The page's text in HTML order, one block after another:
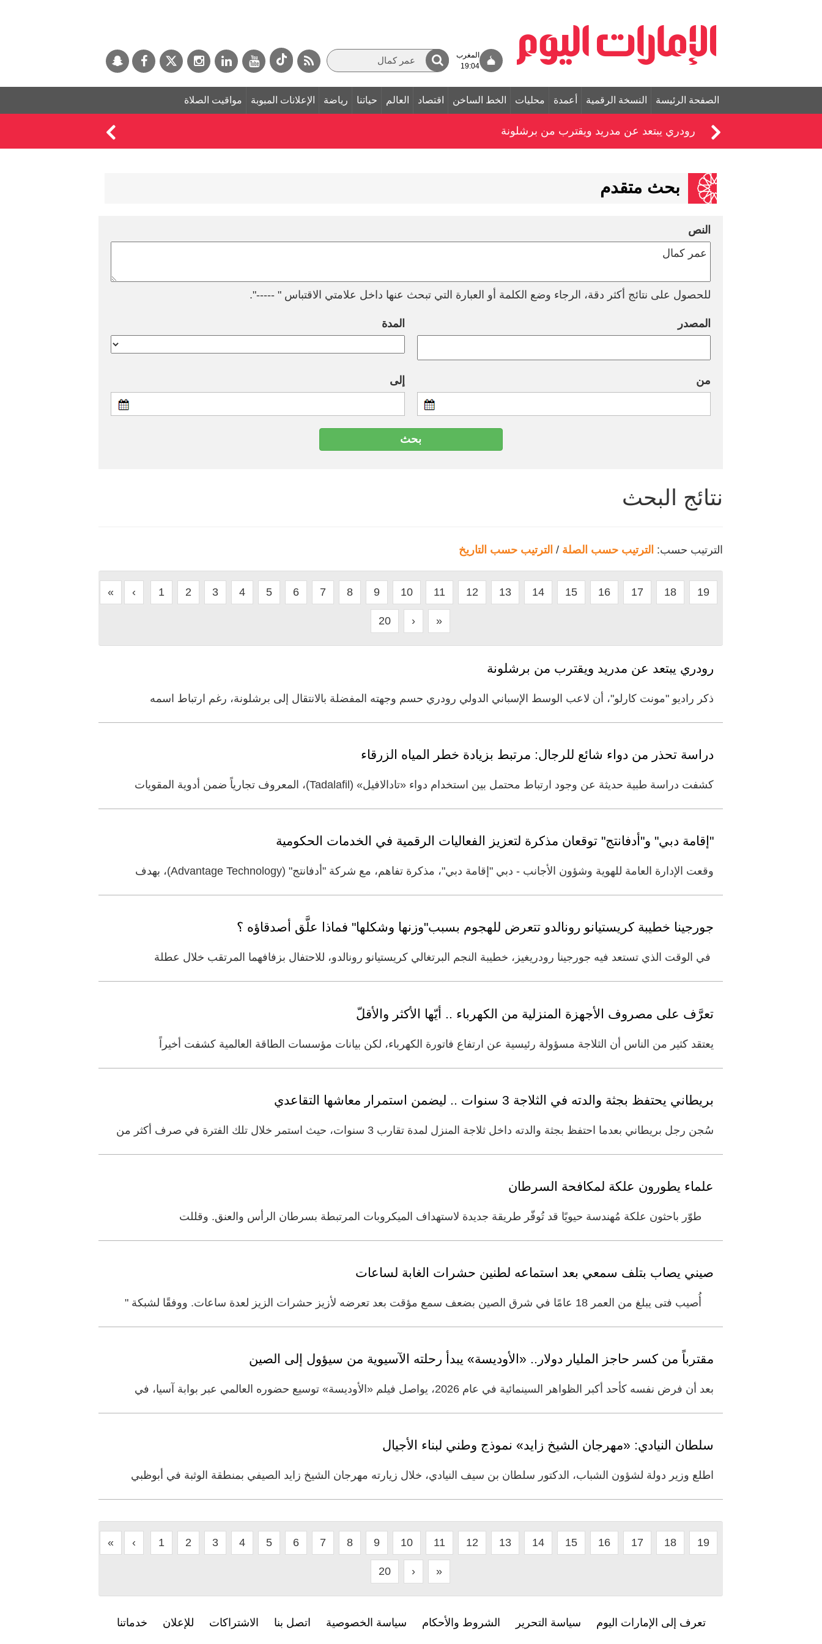
المغرب
19:04
الصفحة الرئيسة النسخة الرقمية أعمدة محليات الخط الساخن اقتصاد العالم حياتنا رياضة الإعلانات المبوبة مواقيت الصلاة
رودري يبتعد عن مدريد ويقترب من برشلونة
بحث متقدم
النص
للحصول على نتائج أكثر دقة، الرجاء وضع الكلمة أو العبارة التي تبحث عنها داخل علامتي الاقتباس " -----".
المصدر المدة
من إلى
نتائج البحث
الترتيب حسب: الترتيب حسب الصلة / الترتيب حسب التاريخ
« ‹ 1 2 3 4 5 6 7 8 9 10 11 12 13 14 15 16 17 18 19
20 › »
رودري يبتعد عن مدريد ويقترب من برشلونة
ذكر راديو "مونت كارلو"، أن لاعب الوسط الإسباني الدولي رودري حسم وجهته المفضلة بالانتقال إلى برشلونة، رغم ارتباط اسمه
دراسة تحذر من دواء شائع للرجال: مرتبط بزيادة خطر المياه الزرقاء
كشفت دراسة طبية حديثة عن وجود ارتباط محتمل بين استخدام دواء «تادالافيل» (Tadalafil)، المعروف تجارياً ضمن أدوية المقويات
"إقامة دبي" و"أدفانتج" توقعان مذكرة لتعزيز الفعاليات الرقمية في الخدمات الحكومية
وقعت الإدارة العامة للهوية وشؤون الأجانب - دبي "إقامة دبي"، مذكرة تفاهم، مع شركة "أدفانتج" (Advantage Technology)، بهدف
جورجينا خطيبة كريستيانو رونالدو تتعرض للهجوم بسبب"وزنها وشكلها" فماذا علَّق أصدقاؤه ؟
في الوقت الذي تستعد فيه جورجينا رودريغيز، خطيبة النجم البرتغالي كريستيانو رونالدو، للاحتفال بزفافهما المرتقب خلال عطلة
تعرَّف على مصروف الأجهزة المنزلية من الكهرباء .. أيّها الأكثر والأقلّ
يعتقد كثير من الناس أن الثلاجة مسؤولة رئيسية عن ارتفاع فاتورة الكهرباء، لكن بيانات مؤسسات الطاقة العالمية كشفت أخيراً
بريطاني يحتفظ بجثة والدته في الثلاجة 3 سنوات .. ليضمن استمرار معاشها التقاعدي
سُجن رجل بريطاني بعدما احتفظ بجثة والدته داخل ثلاجة المنزل لمدة تقارب 3 سنوات، حيث استمر خلال تلك الفترة في صرف أكثر من
علماء يطورون علكة لمكافحة السرطان
طوّر باحثون علكة مُهندسة حيويًا قد تُوفّر طريقة جديدة لاستهداف الميكروبات المرتبطة بسرطان الرأس والعنق. وقللت
صيني يصاب بتلف سمعي بعد استماعه لطنين حشرات الغابة لساعات
أُصيب فتى يبلغ من العمر 18 عامًا في شرق الصين بضعف سمع مؤقت بعد تعرضه لأزيز حشرات الزيز لعدة ساعات. ووفقًا لشبكة "
مقترباً من كسر حاجز المليار دولار.. «الأوديسة» يبدأ رحلته الآسيوية من سيؤول إلى الصين
بعد أن فرض نفسه كأحد أكبر الظواهر السينمائية في عام 2026، يواصل فيلم «الأوديسة» توسيع حضوره العالمي عبر بوابة آسيا، في
سلطان النيادي: «مهرجان الشيخ زايد» نموذج وطني لبناء الأجيال
اطلع وزير دولة لشؤون الشباب، الدكتور سلطان بن سيف النيادي، خلال زيارته مهرجان الشيخ زايد الصيفي بمنطقة الوثبة في أبوظبي
« ‹ 1 2 3 4 5 6 7 8 9 10 11 12 13 14 15 16 17 18 19
20 › »
تعرف إلى الإمارات اليوم سياسة التحرير الشروط والأحكام سياسة الخصوصية اتصل بنا الاشتراكات للإعلان خدماتنا